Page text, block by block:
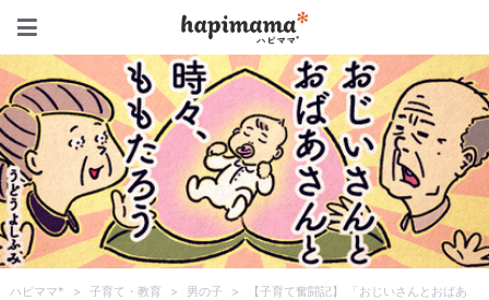
ハピママ* > 子育て・教育 > 男の子 >
【子育て奮闘記】 「おじいさんとおばあ